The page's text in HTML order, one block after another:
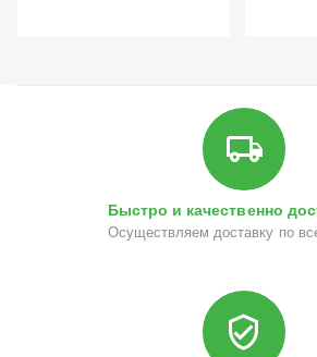
Быстро и качественно
Осуществляем доставку по